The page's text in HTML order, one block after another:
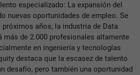
especializado: La expansión del
nuevas oportunidades de empleo. Se
años, la industria de Data
más de 2.000 profesionales altamente
en ingeniería y tecnologías
destaca que la escasez de talento
desafío, pero también una oportunidad